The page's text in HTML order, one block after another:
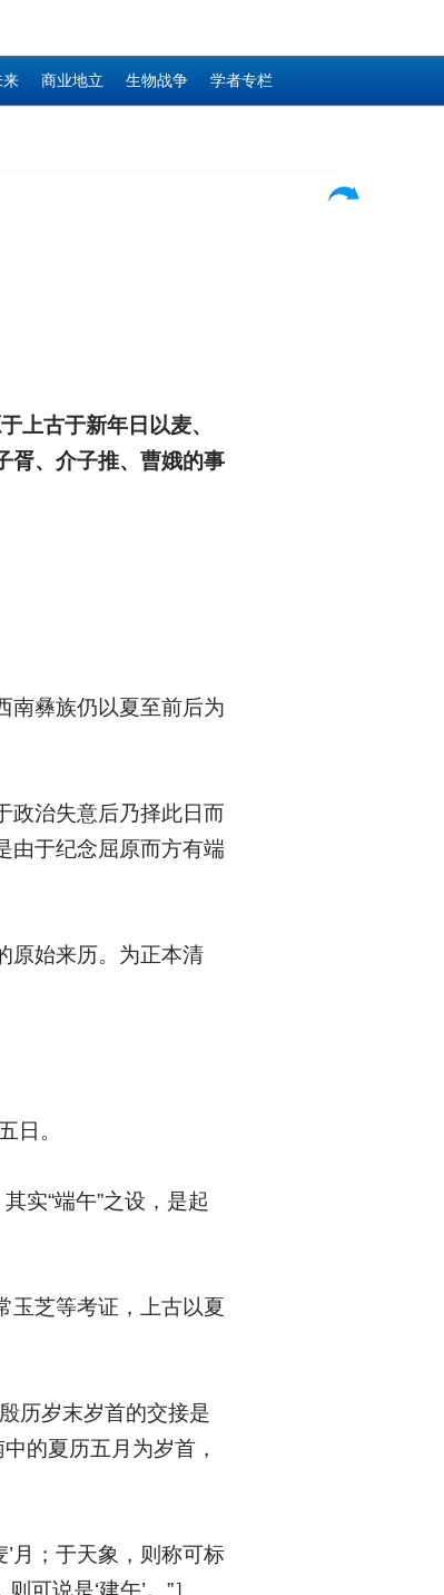
来 商业地立 生物战争 学者专栏
上古于新年日以麦、
胥、介子推、曹娥的事
南彝族仍以夏至前后为
政治失意后乃择此日而
由于纪念屈原而方有端
原始来历。为正本清
日。
实“端午”之设，是起
玉芝等考证，上古以夏
历岁末岁首的交接是
的夏历五月为岁首，
月；于天象，则称可标
可说是‘建午’。”］